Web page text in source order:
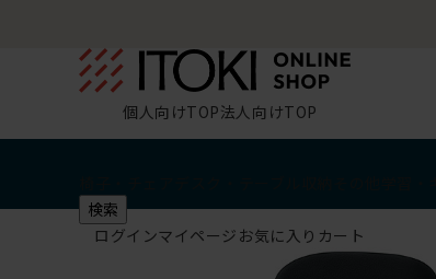
個人向けTOP法人向けTOP
検索
ログインマイページ お気に入り カート